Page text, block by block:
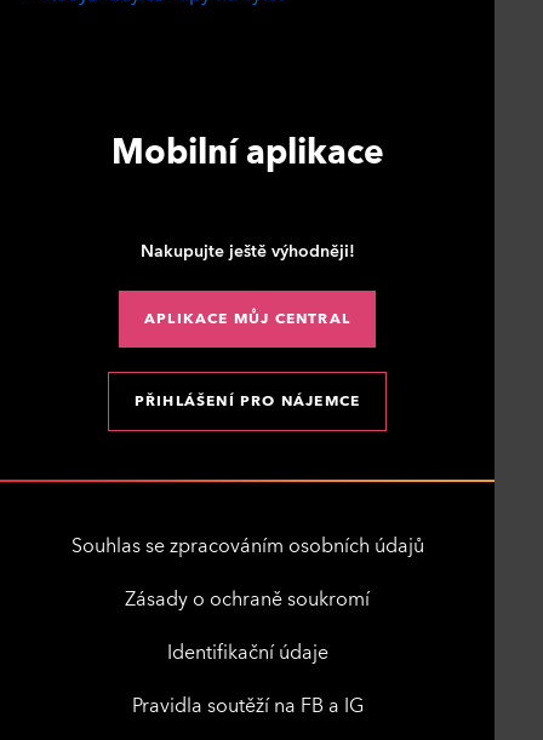
Mobilní aplikace
Nakupujte ještě výhodněji!
APLIKACE MŮJ CENTRAL
PŘIHLÁŠENÍ PRO NÁJEMCE
Souhlas se zpracováním osobních údajů
Zásady o ochraně soukromí
Identifikační údaje
Pravidla soutěží na FB a IG